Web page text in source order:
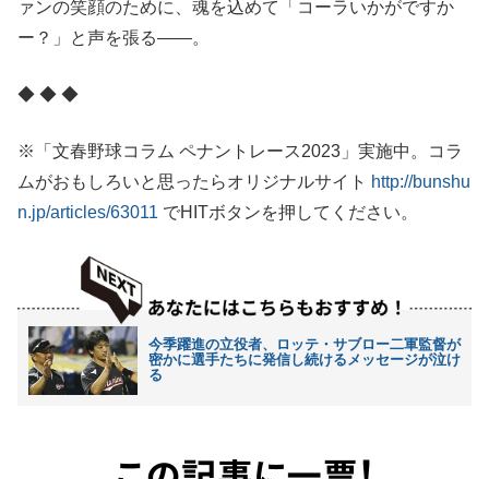
ァンの笑顔のために、魂を込めて「コーラいかがですか
ー？」と声を張る――。
◆ ◆ ◆
※「文春野球コラム ペナントレース2023」実施中。コラ
ムがおもしろいと思ったらオリジナルサイト http://bunshu
n.jp/articles/63011 でHITボタンを押してください。
今季躍進の立役者、ロッテ・サブロー二軍監督が
密かに選手たちに発信し続けるメッセージが泣け
る